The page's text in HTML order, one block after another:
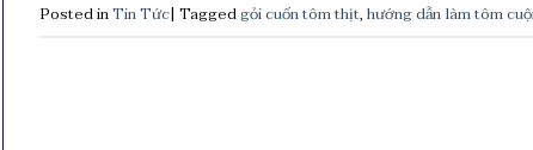
Posted inTin Tức| Taggedgỏi cuốn tôm thịt,hướng dẫn làm tôm